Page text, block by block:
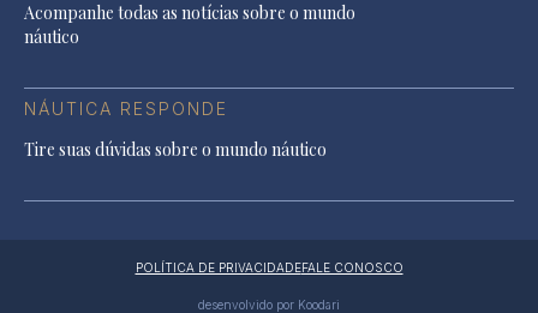
Acompanhe todas as notícias sobre o mundo
náutico
NÁUTICA RESPONDE
Tire suas dúvidas sobre o mundo náutico
POLÍTICA DE PRIVACIDADEFALE CONOSCO
desenvolvido por Koodari